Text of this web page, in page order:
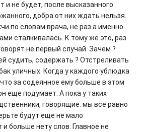
и не будет, после высказанного
добра от них ждать нельзя.
по словам врача, не раз а именно
сталкивалась. К тому же это, раз
не первый случай. Зачем ?
судить, содержать ? Отстреливать
уличных. Когда у каждого ублюдка
за содеянное ему больше в этом
еще подумает. А пока у таких
говорящие: мы все равно
будут еще не мало
больше нету слов. Главное не